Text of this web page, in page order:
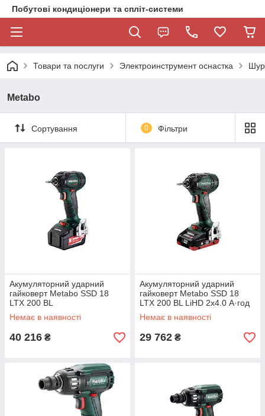
Побутові кондиціонери та спліт-системи
Товари та послуги Электроинструмент оснастка
Metabo
Сортування 0 Фільтри
Акумуляторний ударний
гайковерт Metabo SSD 18
LTX 200 BL
Немає в наявності
40 216 ₴
Акумуляторний ударний
гайковерт Metabo SSD 18
LTX 200 BL LiHD 2x4.0 А·год
Немає в наявності
29 762 ₴